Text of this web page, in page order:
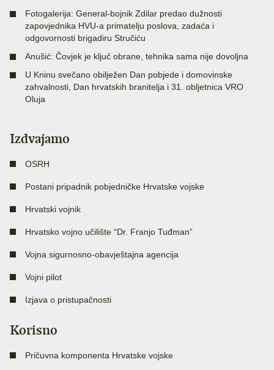
Fotogalerija: General-bojnik Zdilar predao dužnosti
zapovjednika HVU-a primatelju poslova, zadaća i
odgovornosti brigadiru Stručiću
Anušić: Čovjek je ključ obrane, tehnika sama nije dovoljna
U Kninu svečano obilježen Dan pobjede i domovinske
zahvalnosti, Dan hrvatskih branitelja i 31. obljetnica VRO
Oluja
Izdvajamo
OSRH
Postani pripadnik pobjedničke Hrvatske vojske
Hrvatski vojnik
Hrvatsko vojno učilište “Dr. Franjo Tuđman”
Vojna sigurnosno-obavještajna agencija
Vojni pilot
Izjava o pristupačnosti
Korisno
Pričuvna komponenta Hrvatske vojske